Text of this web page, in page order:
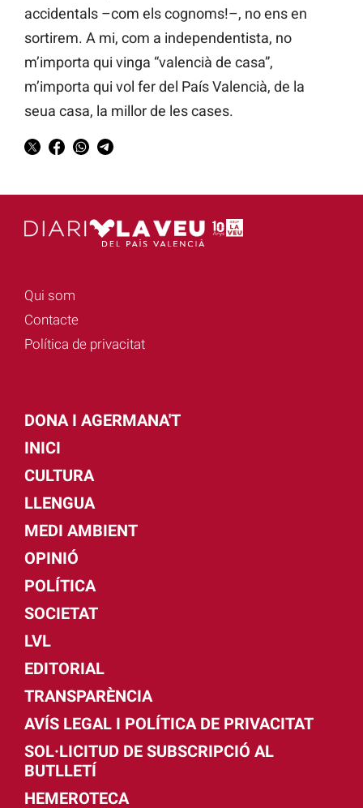
accidentals –com els cognoms!–, no ens en
sortirem. A mi, com a independentista, no
m’importa qui vinga “valencià de casa”,
m’importa qui vol fer del País Valencià, de la
seua casa, la millor de les cases.
Qui som
Contacte
Política de privacitat
DONA I AGERMANA'T
INICI
CULTURA
LLENGUA
MEDI AMBIENT
OPINIÓ
POLÍTICA
SOCIETAT
LVL
EDITORIAL
TRANSPARÈNCIA
AVÍS LEGAL I POLÍTICA DE PRIVACITAT
SOL·LICITUD DE SUBSCRIPCIÓ AL
BUTLLETÍ
HEMEROTECA